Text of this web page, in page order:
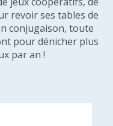
revoir ses tables de
conjugaison, toute
pour dénicher plus
par an !